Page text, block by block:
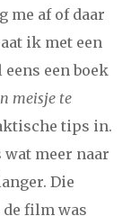
me af of daar
ik met een
een boek
meisje te
tips in.
wat meer naar
Die
de film was